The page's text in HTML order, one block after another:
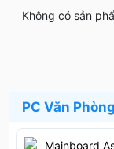
Không có sản
PC Văn Phòng